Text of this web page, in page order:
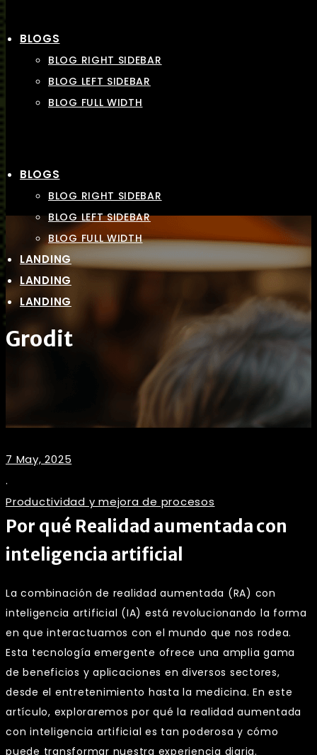
BLOGS
BLOG RIGHT SIDEBAR
BLOG LEFT SIDEBAR
BLOG FULL WIDTH
BLOGS
BLOG RIGHT SIDEBAR
BLOG LEFT SIDEBAR
BLOG FULL WIDTH
LANDING
LANDING
LANDING
Grodit
7 May, 2025
.
Productividad y mejora de procesos
Por qué Realidad aumentada con
inteligencia artificial
La combinación de realidad aumentada (RA) con
inteligencia artificial (IA) está revolucionando la forma
en que interactuamos con el mundo que nos rodea.
Esta tecnología emergente ofrece una amplia gama
de beneficios y aplicaciones en diversos sectores,
desde el entretenimiento hasta la medicina. En este
artículo, exploraremos por qué la realidad aumentada
con inteligencia artificial es tan poderosa y cómo
puede transformar nuestra experiencia diaria.